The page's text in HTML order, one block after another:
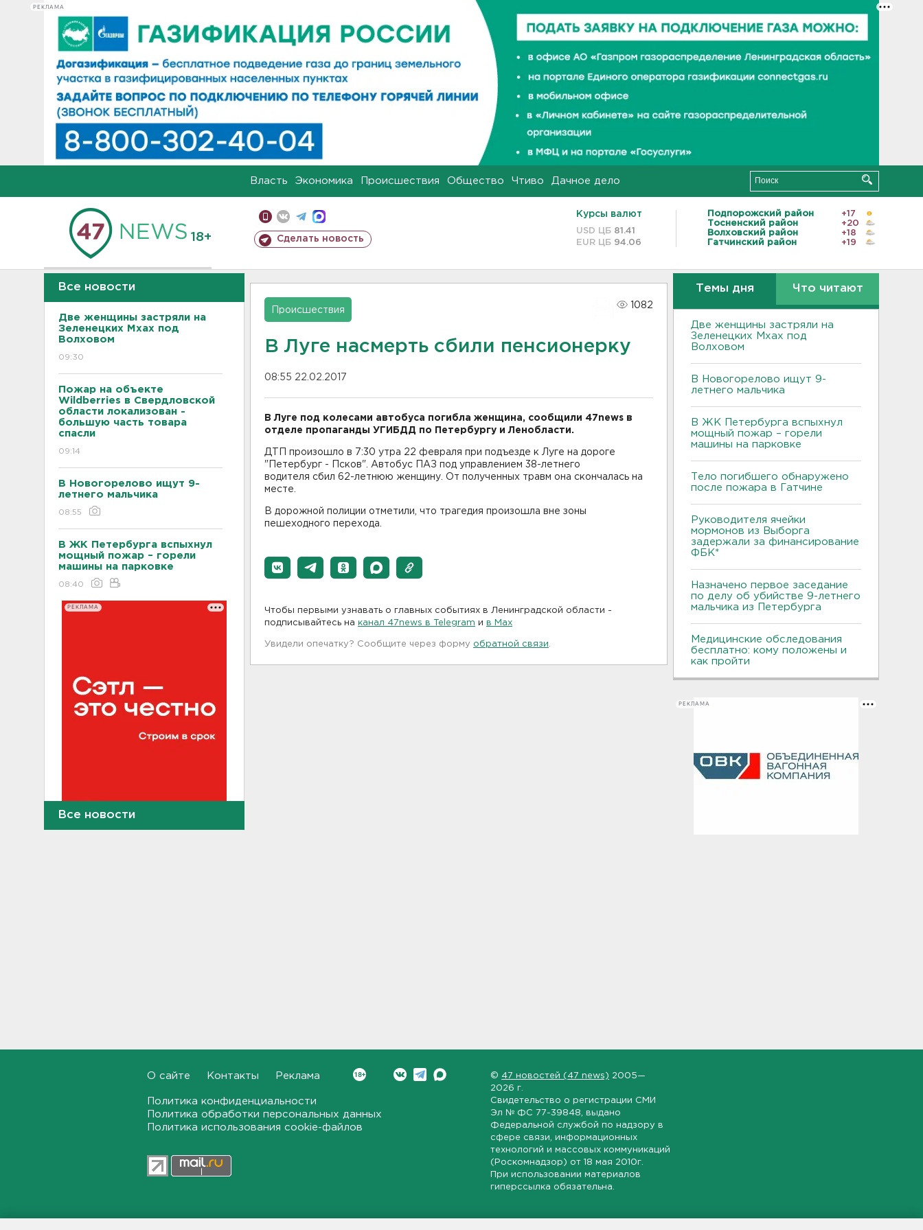
РЕКЛАМА
Власть Экономика Происшествия Общество Чтиво Дачное дело
18+ Сделать новость
Курсы валют
USD ЦБ 81.41
EUR ЦБ 94.06
Подпорожский район
+17
Тосненский район
+20
Волховский район
+18
Гатчинский район
+19
Все новости
Две женщины застряли на
Зеленецких Мхах под
Волховом
09:30
Пожар на объекте
Wildberries в Свердловской
области локализован -
большую часть товара
спасли
09:14
В Новогорелово ищут 9-
летнего мальчика
08:55
В ЖК Петербурга вспыхнул
мощный пожар – горели
машины на парковке
08:40
РЕКЛАМА
Староладожскую крепость
реставрируют. Как
собираются достроить
Тайничную башню
Мошенники меняют
Все новости
Происшествия
1082
В Луге насмерть сбили пенсионерку
08:55 22.02.2017
В Луге под колесами автобуса погибла женщина, сообщили 47news в
отделе пропаганды УГИБДД по Петербургу и Ленобласти.
ДТП произошло в 7:30 утра 22 февраля при подъезде к Луге на дороге
"Петербург - Псков". Автобус ПАЗ под управлением 38-летнего
водителя сбил 62-летнюю женщину. От полученных травм она скончалась на
месте.
В дорожной полиции отметили, что трагедия произошла вне зоны
пешеходного перехода.
Чтобы первыми узнавать о главных событиях в Ленинградской области -
подписывайтесь на канал 47news в Telegram и в Maх
Увидели опечатку? Сообщите через форму обратной связи
Темы дня Что читают
Две женщины застряли на
Зеленецких Мхах под
Волховом
В Новогорелово ищут 9-
летнего мальчика
В ЖК Петербурга вспыхнул
мощный пожар – горели
машины на парковке
Тело погибшего обнаружено
после пожара в Гатчине
Руководителя ячейки
мормонов из Выборга
задержали за финансирование
ФБК*
Назначено первое заседание
по делу об убийстве 9-летнего
мальчика из Петербурга
Медицинские обследования
бесплатно: кому положены и
как пройти
РЕКЛАМА
О сайте Контакты Реклама
Политика конфиденциальности
Политика обработки персональных данных
Политика использования cookie-файлов
© 47 новостей (47 news) 2005—
2026 г.
Свидетельство о регистрации СМИ
Эл № ФС 77-39848 , выдано
Федеральной службой по надзору в
сфере связи, информационных
технологий и массовых коммуникаций
(Роскомнадзор) от 18 мая 2010г.
При использовании материалов
гиперссылка обязательна.